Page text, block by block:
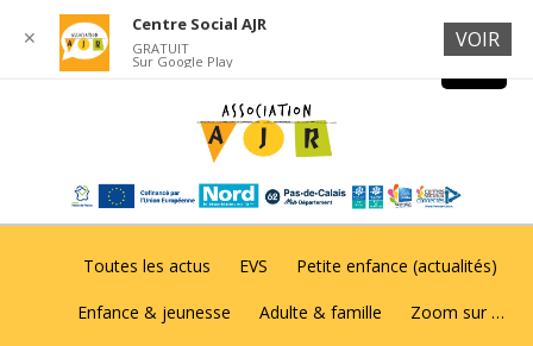
Toutes les actus EVS Petite enfance (actualités)
Enfance & jeunesse Adulte & famille Zoom sur …
✕
Centre Social AJR
GRATUIT
Sur Google Play
VOIR